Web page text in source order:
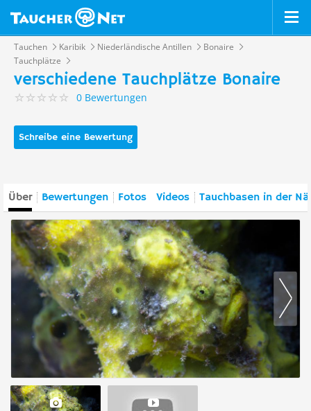
Tauchen Karibik Niederländische Antillen
Bonaire
Tauchplätze
verschiedene Tauchplätze Bonaire
0 Bewertungen
Schreibe eine Bewertung
Über Bewertungen Fotos Videos Tauchbasen in der